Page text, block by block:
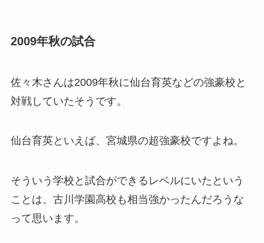
2009年秋の試合
佐々木さんは2009年秋に仙台育英などの強豪校と
対戦していたそうです。
仙台育英といえば、宮城県の超強豪校ですよね。
そういう学校と試合ができるレベルにいたという
ことは、古川学園高校も相当強かったんだろうな
って思います。